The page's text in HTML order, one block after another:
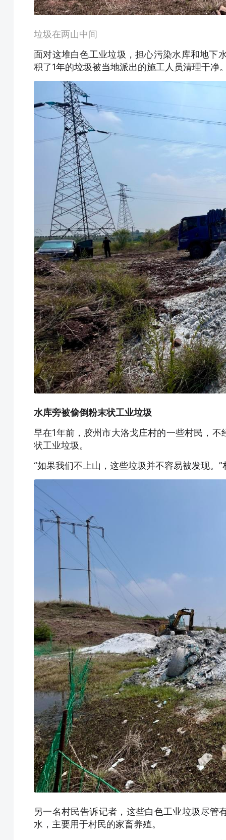
垃圾在两山中间
面对这堆白色工业垃圾，担心污染水库和地下
积了1年的垃圾被当地派出的施工人员清理干净
水库旁被偷倒粉末状工业垃圾
早在1年前，胶州市大洛戈庄村的一些村民，
状工业垃圾。
“如果我们不上山，这些垃圾并不容易被发现。
另一名村民告诉记者，这些白色工业垃圾尽管
水，主要用于村民的家畜养殖。